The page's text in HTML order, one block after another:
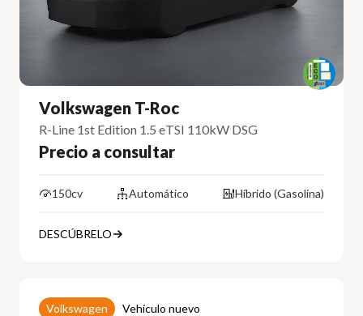
Volkswagen T-Roc
R-Line 1st Edition 1.5 eTSI 110kW DSG
Precio a consultar
150cv Automático Híbrido (Gasolina)
DESCÚBRELO
Volkswagen Vehículo nuevo